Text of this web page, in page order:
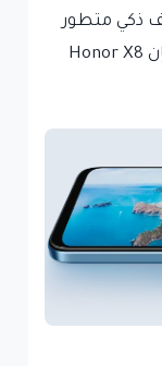
ذكي متطور
يلبي احتياجاتك في التواصل والترفيه، فإن Honor X8